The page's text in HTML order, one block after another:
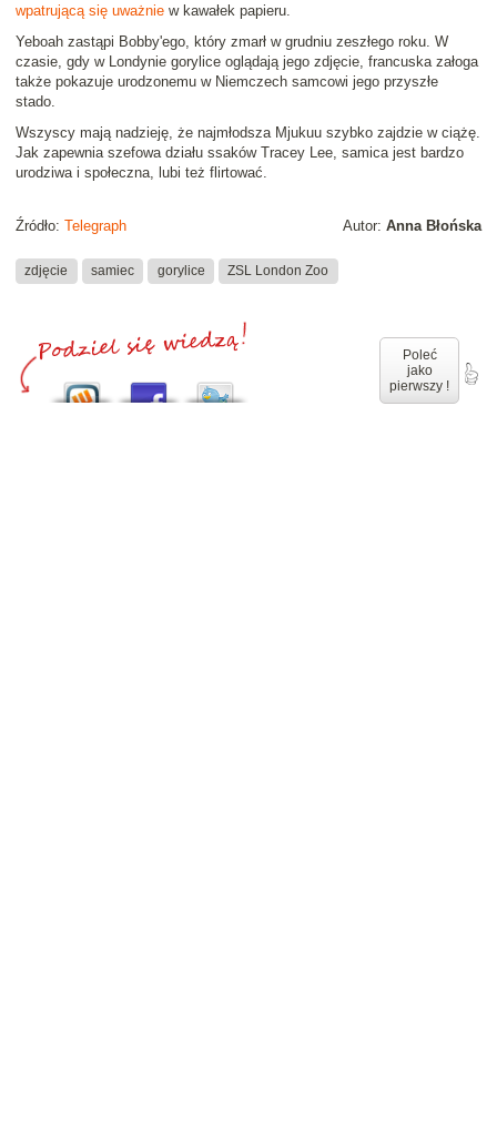
wpatrującą się uważnie w kawałek papieru.
Yeboah zastąpi Bobby'ego, który zmarł w grudniu zeszłego roku. W
czasie, gdy w Londynie gorylice oglądają jego zdjęcie, francuska załoga
także pokazuje urodzonemu w Niemczech samcowi jego przyszłe
stado.
Wszyscy mają nadzieję, że najmłodsza Mjukuu szybko zajdzie w ciążę.
Jak zapewnia szefowa działu ssaków Tracey Lee, samica jest bardzo
urodziwa i społeczna, lubi też flirtować.
Autor: Anna Błońska
Źródło: Telegraph
zdjęcie samiec gorylice ZSL London Zoo
Poleć
jako
pierwszy !